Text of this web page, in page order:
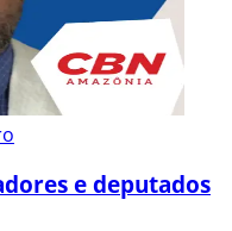
e deputados